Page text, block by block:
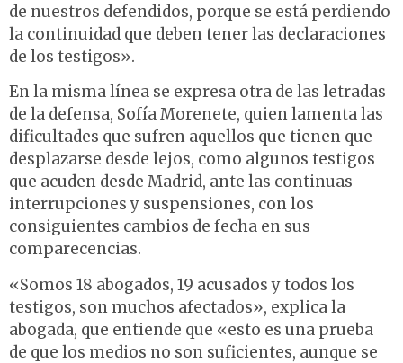
de nuestros defendidos, porque se está perdiendo
la continuidad que deben tener las declaraciones
de los testigos».
En la misma línea se expresa otra de las letradas
de la defensa, Sofía Morenete, quien lamenta las
dificultades que sufren aquellos que tienen que
desplazarse desde lejos, como algunos testigos
que acuden desde Madrid, ante las continuas
interrupciones y suspensiones, con los
consiguientes cambios de fecha en sus
comparecencias.
«Somos 18 abogados, 19 acusados y todos los
testigos, son muchos afectados», explica la
abogada, que entiende que «esto es una prueba
de que los medios no son suficientes, aunque se